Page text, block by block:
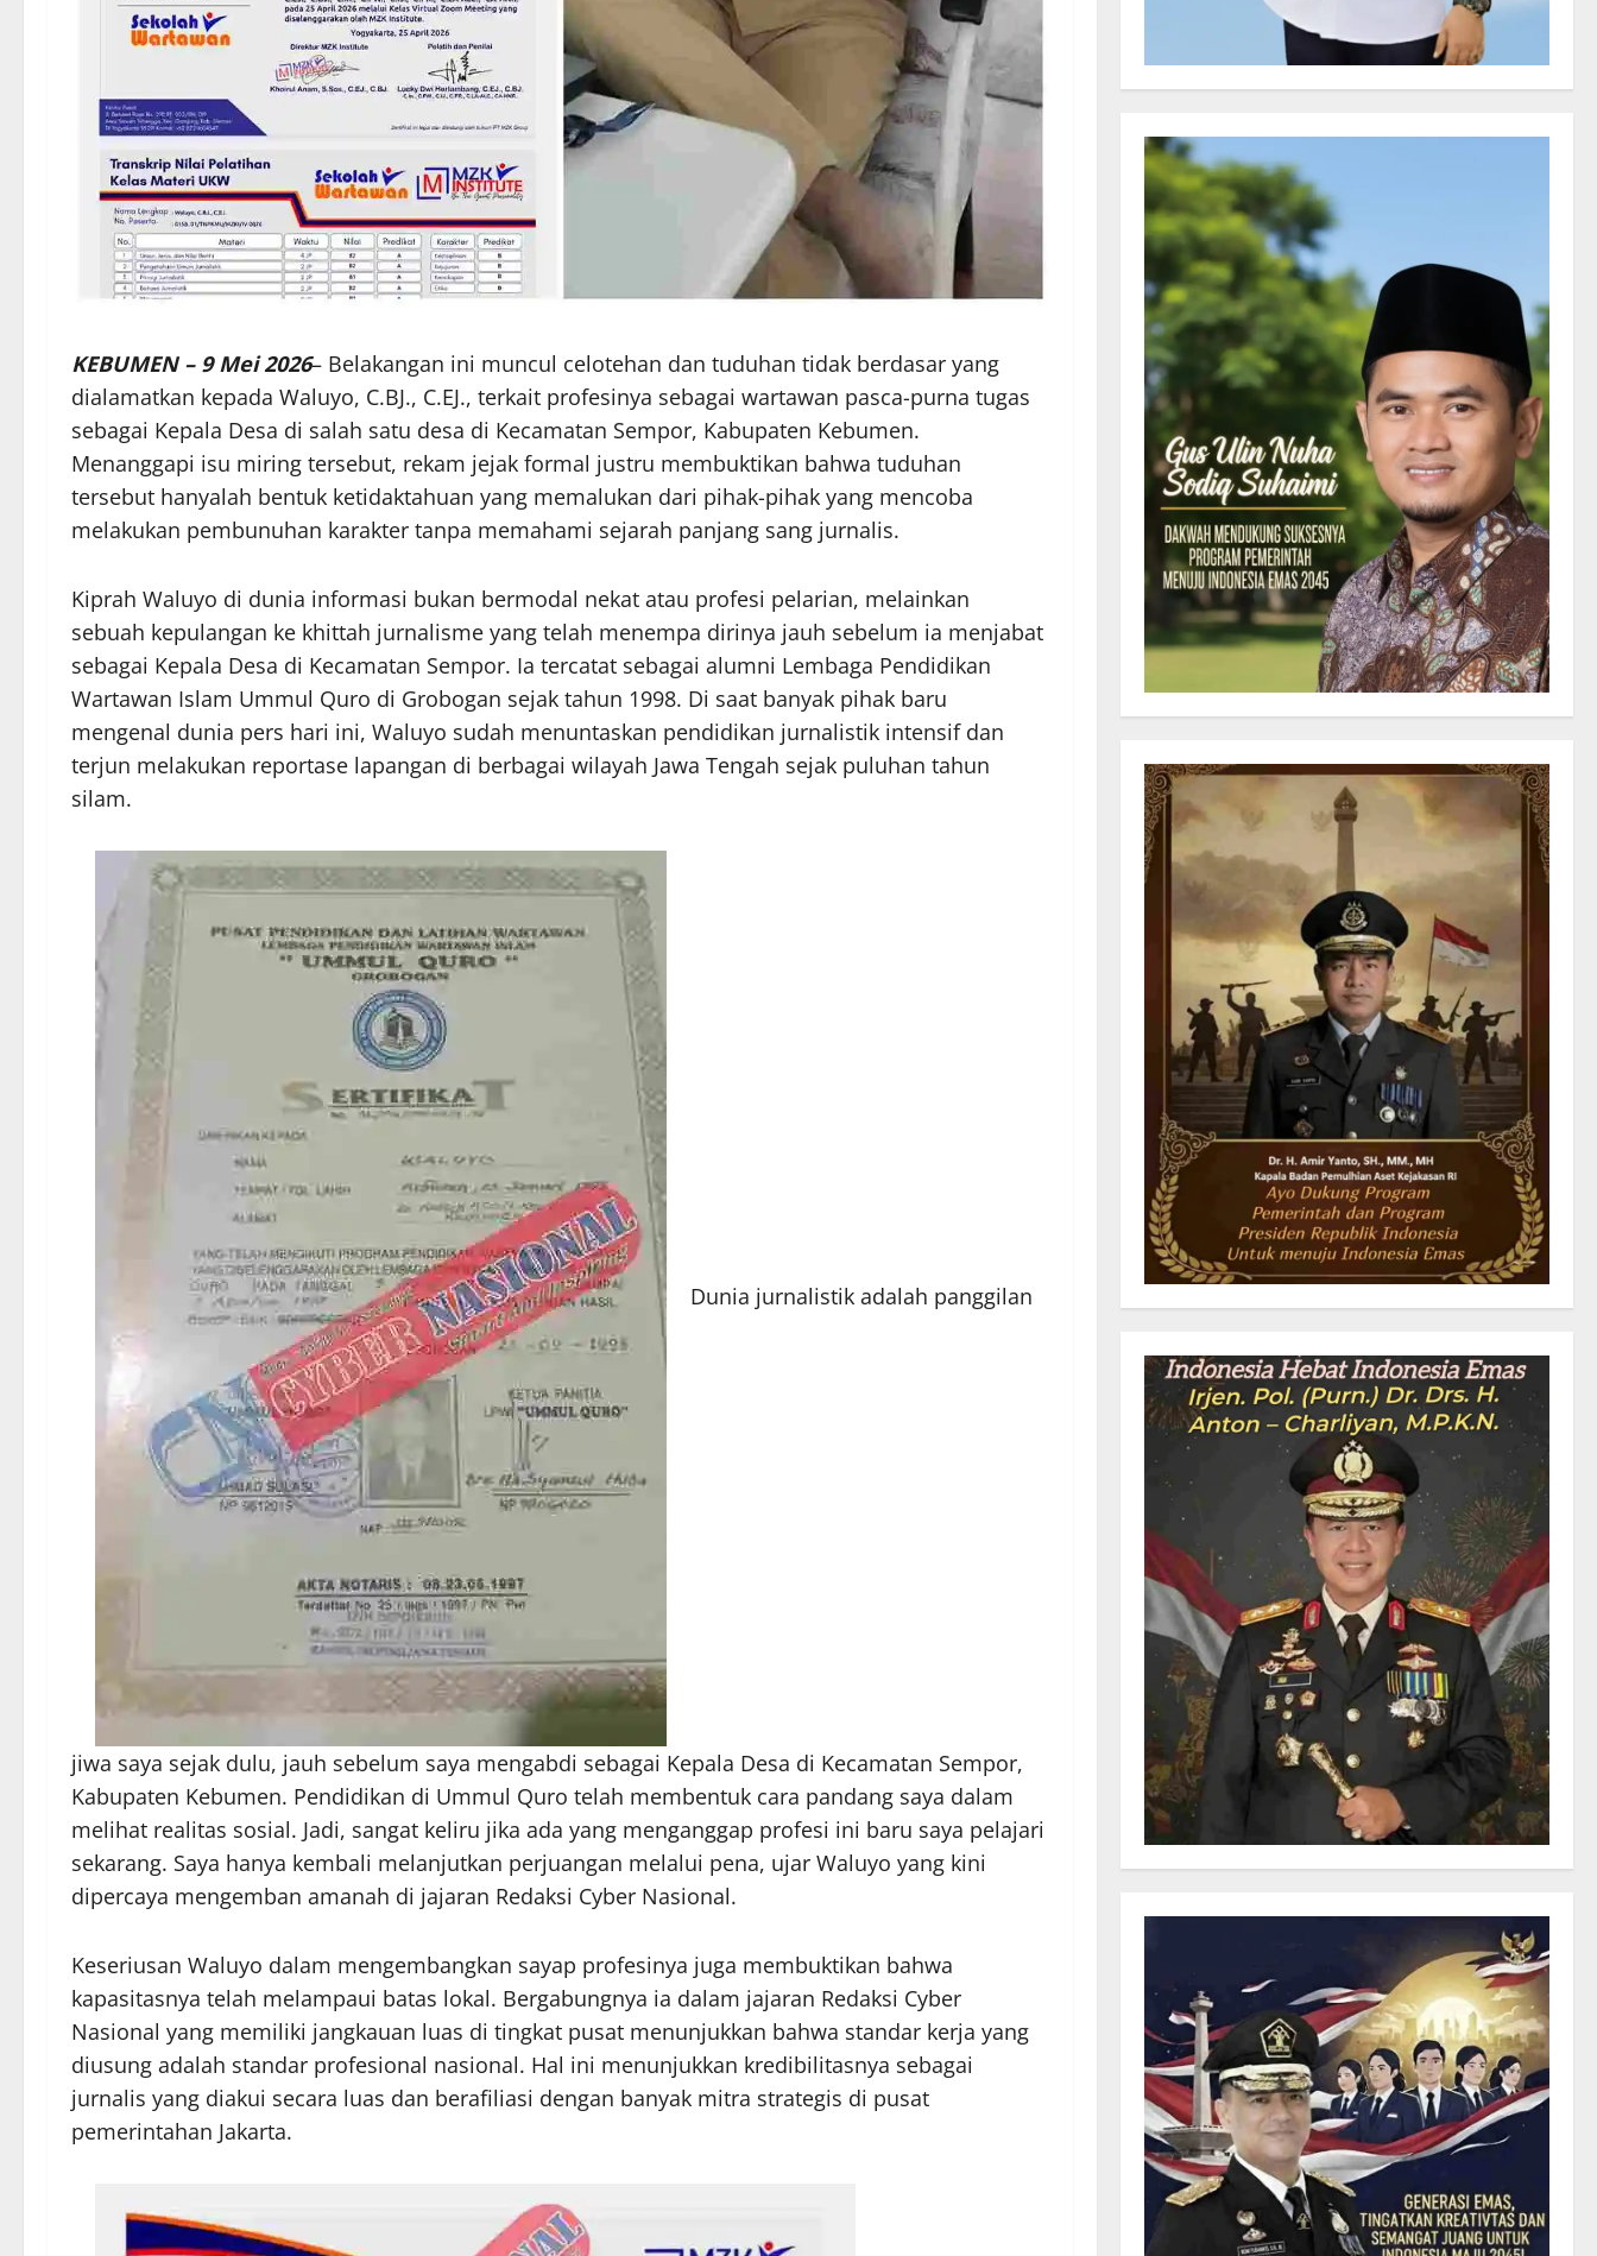
KEBUMEN – 9 Mei 2026– Belakangan ini muncul celotehan dan tuduhan tidak berdasar yang
dialamatkan kepada Waluyo, C.BJ., C.EJ., terkait profesinya sebagai wartawan pasca-purna tugas
sebagai Kepala Desa di salah satu desa di Kecamatan Sempor, Kabupaten Kebumen.
Menanggapi isu miring tersebut, rekam jejak formal justru membuktikan bahwa tuduhan
tersebut hanyalah bentuk ketidaktahuan yang memalukan dari pihak-pihak yang mencoba
melakukan pembunuhan karakter tanpa memahami sejarah panjang sang jurnalis.
Kiprah Waluyo di dunia informasi bukan bermodal nekat atau profesi pelarian, melainkan
sebuah kepulangan ke khittah jurnalisme yang telah menempa dirinya jauh sebelum ia menjabat
sebagai Kepala Desa di Kecamatan Sempor. Ia tercatat sebagai alumni Lembaga Pendidikan
Wartawan Islam Ummul Quro di Grobogan sejak tahun 1998. Di saat banyak pihak baru
mengenal dunia pers hari ini, Waluyo sudah menuntaskan pendidikan jurnalistik intensif dan
terjun melakukan reportase lapangan di berbagai wilayah Jawa Tengah sejak puluhan tahun
silam.
Dunia jurnalistik adalah panggilan
jiwa saya sejak dulu, jauh sebelum saya mengabdi sebagai Kepala Desa di Kecamatan Sempor,
Kabupaten Kebumen. Pendidikan di Ummul Quro telah membentuk cara pandang saya dalam
melihat realitas sosial. Jadi, sangat keliru jika ada yang menganggap profesi ini baru saya pelajari
sekarang. Saya hanya kembali melanjutkan perjuangan melalui pena, ujar Waluyo yang kini
dipercaya mengemban amanah di jajaran Redaksi Cyber Nasional.
Keseriusan Waluyo dalam mengembangkan sayap profesinya juga membuktikan bahwa
kapasitasnya telah melampaui batas lokal. Bergabungnya ia dalam jajaran Redaksi Cyber
Nasional yang memiliki jangkauan luas di tingkat pusat menunjukkan bahwa standar kerja yang
diusung adalah standar profesional nasional. Hal ini menunjukkan kredibilitasnya sebagai
jurnalis yang diakui secara luas dan berafiliasi dengan banyak mitra strategis di pusat
pemerintahan Jakarta.